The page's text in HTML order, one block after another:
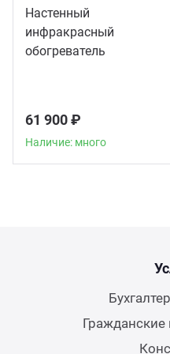
Настенный
инфракрасный
обогреватель
61 900 ₽
Наличие: много
Гражданские